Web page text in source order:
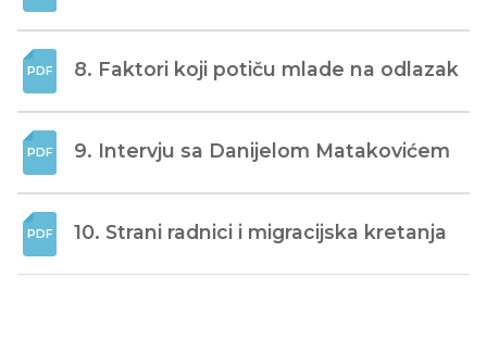
8. Faktori koji potiču mlade na odlazak
9. Intervju sa Danijelom Matakovićem
10. Strani radnici i migracijska kretanja